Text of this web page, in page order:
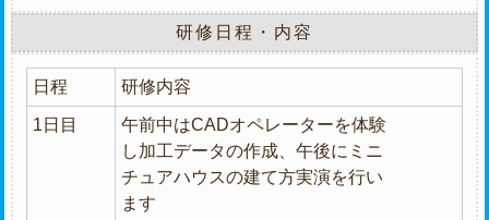
研修日程・内容
日程 研修内容
1日目
午前中はCADオペレーターを体験
し加工データの作成、午後にミニ
チュアハウスの建て方実演を行い
ます